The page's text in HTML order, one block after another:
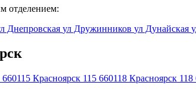
отделением:
Днепровская ул Дружинников ул Дунайская
660115 Красноярск 115 660118 Красноярск 118